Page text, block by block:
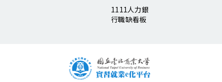
1111人力銀
行職缺看板